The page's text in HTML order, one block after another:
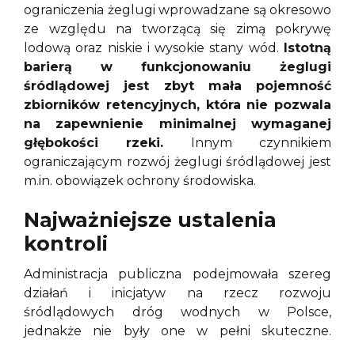
ograniczenia żeglugi wprowadzane są okresowo
ze względu na tworzącą się zimą pokrywę
lodową oraz niskie i wysokie stany wód. Istotną
barierą w funkcjonowaniu żeglugi
śródlądowej jest zbyt mała pojemność
zbiorników retencyjnych, która nie pozwala
na zapewnienie minimalnej wymaganej
głębokości rzeki. Innym czynnikiem
ograniczającym rozwój żeglugi śródlądowej jest
m.in. obowiązek ochrony środowiska.
Najważniejsze ustalenia
kontroli
Administracja publiczna podejmowała szereg
działań i inicjatyw na rzecz rozwoju
śródlądowych dróg wodnych w Polsce,
jednakże nie były one w pełni skuteczne.